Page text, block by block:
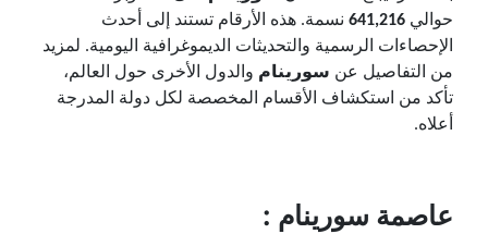
حوالي 641,216 نسمة. هذه الأرقام تستند إلى أحدث
الإحصاءات الرسمية والتحديثات الديموغرافية اليومية. لمزيد
من التفاصيل عن سورينام والدول الأخرى حول العالم،
تأكد من استكشاف الأقسام المخصصة لكل دولة المدرجة
أعلاه.
عاصمة سورينام :